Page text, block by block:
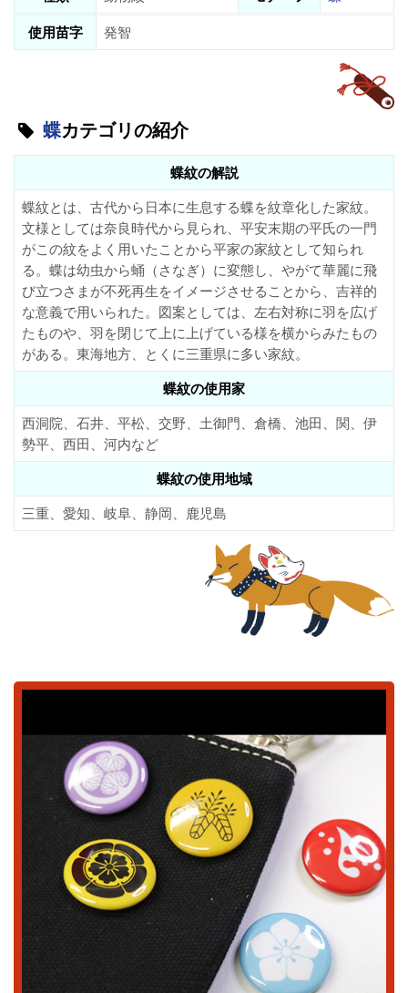
使用苗字
発智
蝶カテゴリの紹介
蝶紋の解説
蝶紋とは、古代から日本に生息する蝶を紋章化した家紋。
文様としては奈良時代から見られ、平安末期の平氏の一門
がこの紋をよく用いたことから平家の家紋として知られ
る。蝶は幼虫から蛹（さなぎ）に変態し、やがて華麗に飛
び立つさまが不死再生をイメージさせることから、吉祥的
な意義で用いられた。図案としては、左右対称に羽を広げ
たものや、羽を閉じて上に上げている様を横からみたもの
がある。東海地方、とくに三重県に多い家紋。
蝶紋の使用家
西洞院、石井、平松、交野、土御門、倉橋、池田、関、伊
勢平、西田、河内など
蝶紋の使用地域
三重、愛知、岐阜、静岡、鹿児島